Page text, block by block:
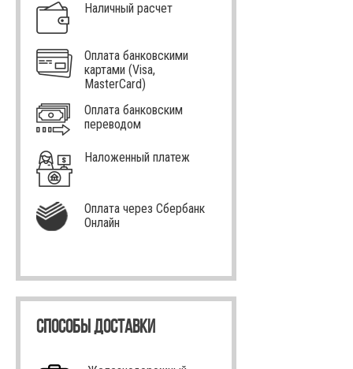
Наличный расчет
Оплата банковскими
картами (Visa,
MasterCard)
Оплата банковским
переводом
Наложенный платеж
Оплата через Сбербанк
Онлайн
СПОСОБЫ ДОСТАВКИ